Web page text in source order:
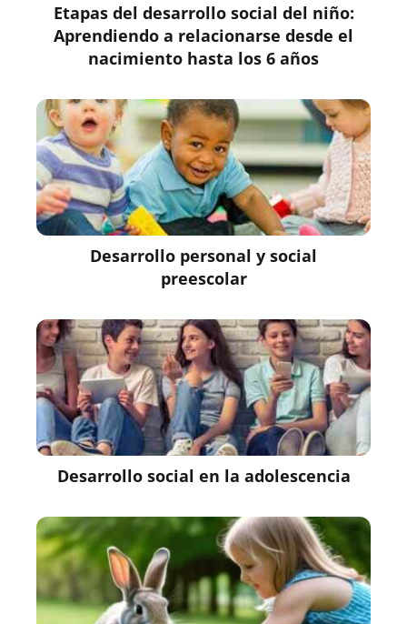
Etapas del desarrollo social del niño:
Aprendiendo a relacionarse desde el
nacimiento hasta los 6 años
Desarrollo personal y social
preescolar
Desarrollo social en la adolescencia